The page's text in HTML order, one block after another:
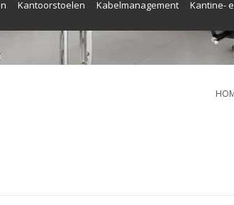
Kantoorstoelen Kabelmanagement Kantine-